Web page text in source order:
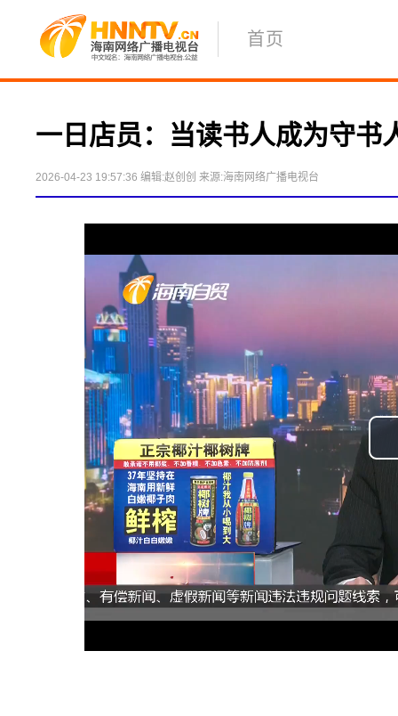
首页
一日店员：当读书人成为守书
2026-04-23 19:57:36 编辑:赵创创 来源:海南网络广播电视台